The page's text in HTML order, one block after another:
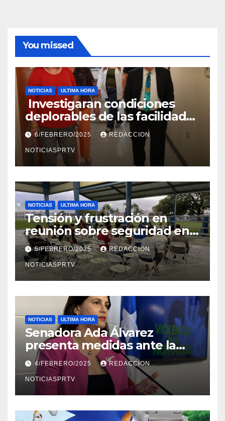
You missed
NOTICIAS ULTIMA HORA
Investigaran condiciones
deplorables de las facilidades
el Departamento de la Salud
en Mayagüez
6/FEBRERO/2025 REDACCION
NOTICIASPRTV
NOTICIAS ULTIMA HORA
Tensión y frustración en
reunión sobre seguridad en
Reparto Metropolitano
5/FEBRERO/2025 REDACCION
NOTICIASPRTV
NOTICIAS ULTIMA HORA
Senadora Ada Álvarez
presenta medidas ante la
violencia en el noviazgo
4/FEBRERO/2025 REDACCION
NOTICIASPRTV